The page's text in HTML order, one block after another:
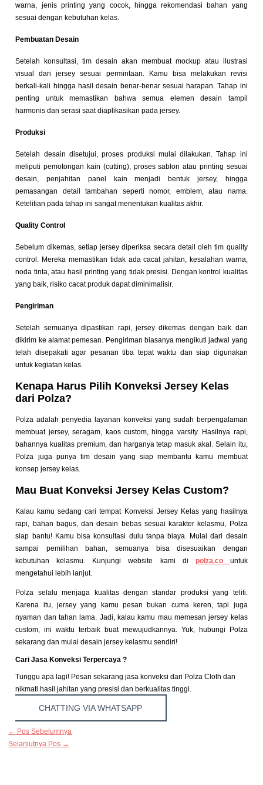
warna, jenis printing yang cocok, hingga rekomendasi bahan yang
sesuai dengan kebutuhan kelas.
Pembuatan Desain
Setelah konsultasi, tim desain akan membuat mockup atau ilustrasi
visual dari jersey sesuai permintaan. Kamu bisa melakukan revisi
berkali-kali hingga hasil desain benar-benar sesuai harapan. Tahap ini
penting untuk memastikan bahwa semua elemen desain tampil
harmonis dan serasi saat diaplikasikan pada jersey.
Produksi
Setelah desain disetujui, proses produksi mulai dilakukan. Tahap ini
meliputi pemotongan kain (cutting), proses sablon atau printing sesuai
desain, penjahitan panel kain menjadi bentuk jersey, hingga
pemasangan detail tambahan seperti nomor, emblem, atau nama.
Ketelitian pada tahap ini sangat menentukan kualitas akhir.
Quality Control
Sebelum dikemas, setiap jersey diperiksa secara detail oleh tim quality
control. Mereka memastikan tidak ada cacat jahitan, kesalahan warna,
noda tinta, atau hasil printing yang tidak presisi. Dengan kontrol kualitas
yang baik, risiko cacat produk dapat diminimalisir.
Pengiriman
Setelah semuanya dipastikan rapi, jersey dikemas dengan baik dan
dikirim ke alamat pemesan. Pengiriman biasanya mengikuti jadwal yang
telah disepakati agar pesanan tiba tepat waktu dan siap digunakan
untuk kegiatan kelas.
Kenapa Harus Pilih Konveksi Jersey Kelas
dari Polza?
Polza adalah penyedia layanan konveksi yang sudah berpengalaman
membuat jersey, seragam, kaos custom, hingga varsity. Hasilnya rapi,
bahannya kualitas premium, dan harganya tetap masuk akal. Selain itu,
Polza juga punya tim desain yang siap membantu kamu membuat
konsep jersey kelas.
Mau Buat Konveksi Jersey Kelas Custom?
Kalau kamu sedang cari tempat Konveksi Jersey Kelas yang hasilnya
rapi, bahan bagus, dan desain bebas sesuai karakter kelasmu, Polza
siap bantu! Kamu bisa konsultasi dulu tanpa biaya. Mulai dari desain
sampai pemilihan bahan, semuanya bisa disesuaikan dengan
kebutuhan kelasmu. Kunjungi website kami di polza.co
untuk
mengetahui lebih lanjut.
Polza selalu menjaga kualitas dengan standar produksi yang teliti.
Karena itu, jersey yang kamu pesan bukan cuma keren, tapi juga
nyaman dan tahan lama. Jadi, kalau kamu mau memesan jersey kelas
custom, ini waktu terbaik buat mewujudkannya. Yuk, hubungi Polza
sekarang dan mulai desain jersey kelasmu sendiri!
Cari Jasa Konveksi Terpercaya ?
Tunggu apa lagi! Pesan sekarang jasa konveksi dari Polza Cloth dan
nikmati hasil jahitan yang presisi dan berkualitas tinggi.
CHATTING VIA WHATSAPP
← Pos Sebelumnya
Selanjutnya Pos →